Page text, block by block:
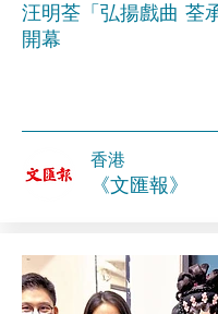
汪明荃「弘揚戲曲 荃
開幕
香港
《文匯報》